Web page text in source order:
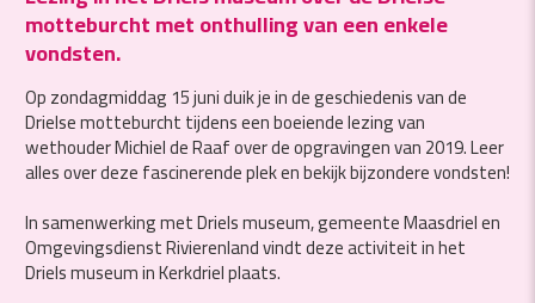
motteburcht met onthulling van een enkele
vondsten.
Op zondagmiddag 15 juni duik je in de geschiedenis van de
Drielse motteburcht tijdens een boeiende lezing van
wethouder Michiel de Raaf over de opgravingen van 2019. Leer
alles over deze fascinerende plek en bekijk bijzondere vondsten!
In samenwerking met Driels museum, gemeente Maasdriel en
Omgevingsdienst Rivierenland vindt deze activiteit in het
Driels museum in Kerkdriel plaats.